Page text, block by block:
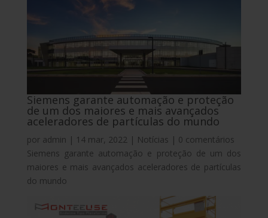
Siemens garante automação e proteção
de um dos maiores e mais avançados
aceleradores de partículas do mundo
por admin | 14 mar, 2022 | Notícias | 0 comentários
Siemens garante automação e proteção de um dos
maiores e mais avançados aceleradores de partículas
do mundo